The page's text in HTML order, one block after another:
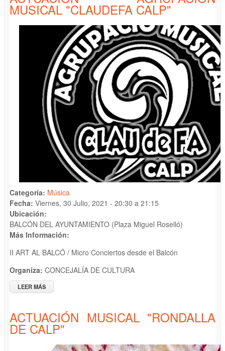
MUSICAL "CLAUDEFA CALP"
Categoría: Música
Fecha: Viernes, 30 Julio, 2021 - 20:30 a 21:15
Ubicación:
BALCÓN DEL AYUNTAMIENTO (Plaza Miguel Roselló)
Más Información:
II ART AL BALCÓ / Micro Conciertos desde el Balcón
Organiza: CONCEJALÍA DE CULTURA
LEER MÁS
CALP"
ACTUACIÓN MUSICAL "RONDALLA
DE CALP"